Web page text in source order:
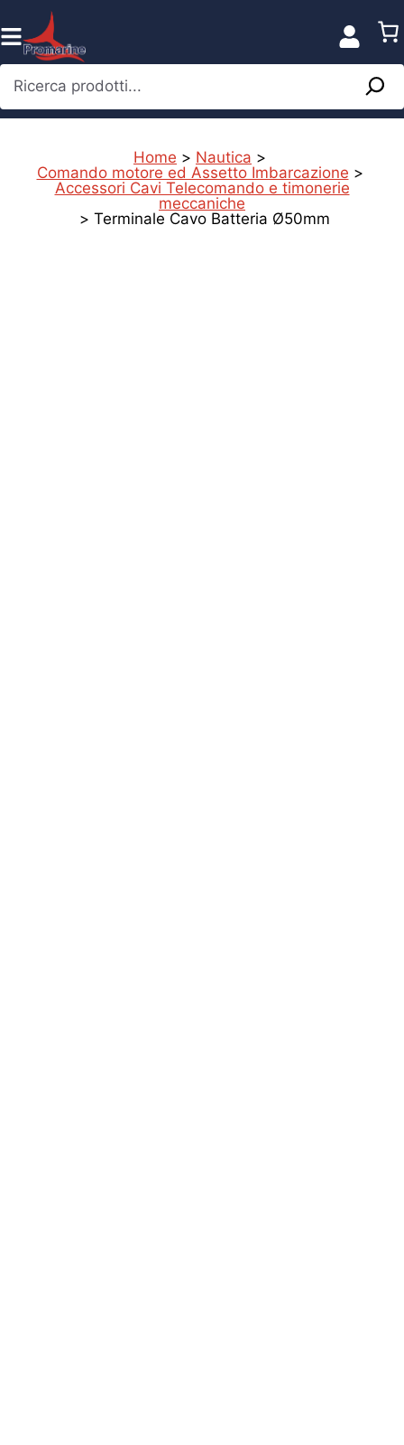
al
contenuto
Ricerca prodotti...
Home > Nautica >
Comando motore ed Assetto Imbarcazione >
Accessori Cavi Telecomando e timonerie
meccaniche
> Terminale Cavo Batteria Ø50mm